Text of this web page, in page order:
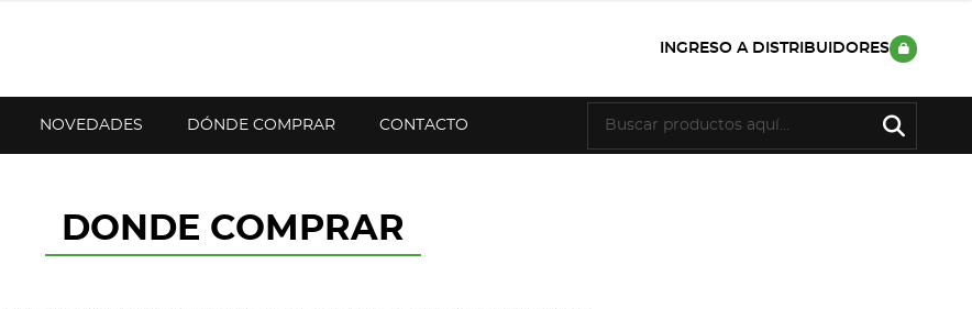
INGRESO A DISTRIBUIDORES
NOVEDADES DÓNDE COMPRAR CONTACTO
DONDE COMPRAR